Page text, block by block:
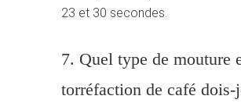
23 et 30 secondes.
7. Quel type de mouture
torréfaction de café